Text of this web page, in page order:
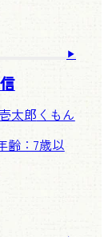
太郎 くもん
齢：7歳以